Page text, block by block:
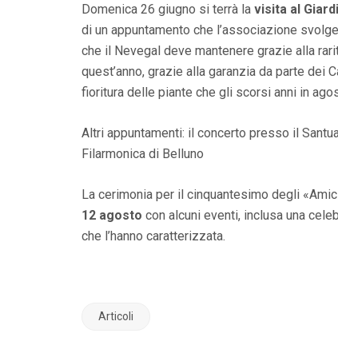
Domenica 26 giugno si terrà la visita al
di un appuntamento che l’associazione
che il Nevegal deve mantenere grazie alla
quest’anno, grazie alla garanzia da parte dei
fioritura delle piante che gli scorsi anni in
Altri appuntamenti: il concerto presso il
Filarmonica di Belluno
La cerimonia per il cinquantesimo degli
12 agosto con alcuni eventi, inclusa una
che l’hanno caratterizzata.
Articoli